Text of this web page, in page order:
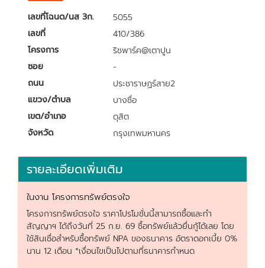
เลขที่โฉนด/นส 3ก.
5055
เลขที่
410/386
โครงการ
ริชพาร์ค@เตาปูน
ซอย
-
ถนน
ประชาราษฏร์สาย2
แขวง/ตำบล
บางซื่อ
เขต/อำเภอ
ดุสิต
จังหวัด
กรุงเทพมหานคร
รายละเอียดเพิ่มเติม
ในงาน โครงการทรัพย์ตรงใจ
โครงการทรัพย์ตรงใจ ราคาโปรโมชั่นนี้สามารถซื้อและทำ
สัญญาฯ ได้ถึงวันที่ 25 ก.ย. 69 ซื้อทรัพย์แล้วยื่นกู้ได้เลย โดย
ใช้สินเชื่อสำหรับซื้อทรัพย์ NPA ของธนาคาร อัตราดอกเบี้ย 0%
นาน 12 เดือน *เงื่อนไขเป็นไปตามที่ธนาคารกำหนด